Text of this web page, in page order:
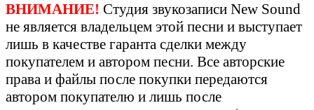
ВНИМАНИЕ! Студия звукозаписи New Sound
не является владельцем этой песни и выступает
лишь в качестве гаранта сделки между
покупателем и автором песни. Все авторские
права и файлы после покупки передаются
автором покупателю и лишь после